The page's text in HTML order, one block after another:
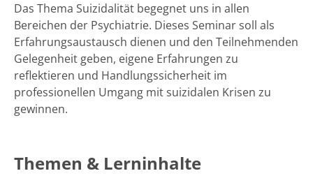
Das Thema Suizidalität begegnet uns in allen
Bereichen der Psychiatrie. Dieses Seminar soll als
Erfahrungsaustausch dienen und den Teilnehmenden
Gelegenheit geben, eigene Erfahrungen zu
reflektieren und Handlungssicherheit im
professionellen Umgang mit suizidalen Krisen zu
gewinnen.
Themen & Lerninhalte